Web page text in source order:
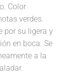
Color
verdes.
por su ligera y
en boca. Se
a la